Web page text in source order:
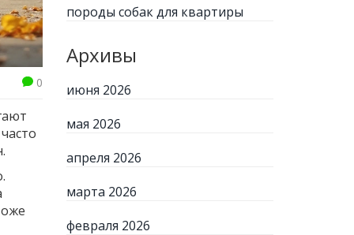
0
породы собак для квартиры
Архивы
июня 2026
мая 2026
апреля 2026
марта 2026
февраля 2026